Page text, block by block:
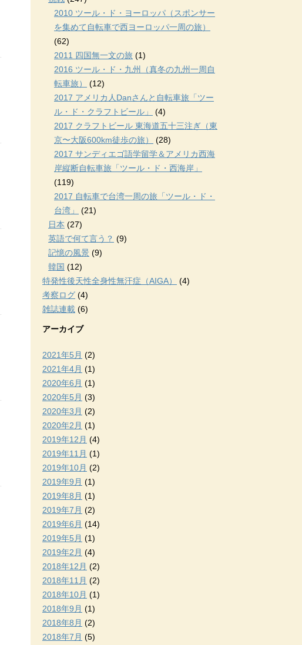
2010 ツール・ド・ヨーロッパ（スポンサー
を集めて自転車で西ヨーロッパ一周の旅）
(62)
2011 四国無一文の旅 (1)
2016 ツール・ド・九州（真冬の九州一周自
転車旅）
(12)
2017 アメリカ人Danさんと自転車旅「ツー
ル・ド・クラフトビール」
(4)
2017 クラフトビール 東海道五十三注ぎ（東
京〜大阪600km徒歩の旅）
(28)
2017 サンディエゴ語学留学＆アメリカ西海
岸縦断自転車旅「ツール・ド・西海岸」
(119)
2017 自転車で台湾一周の旅「ツール・ド・
台湾」
(21)
日本 (27)
英語で何て言う？ (9)
記憶の風景 (9)
韓国 (12)
特発性後天性全身性無汗症（AIGA）
(4)
考察ログ (4)
雑誌連載 (6)
アーカイブ
2021年5月 (2)
2021年4月 (1)
2020年6月 (1)
2020年5月 (3)
2020年3月 (2)
2020年2月 (1)
2019年12月 (4)
2019年11月 (1)
2019年10月 (2)
2019年9月 (1)
2019年8月 (1)
2019年7月 (2)
2019年6月 (14)
2019年5月 (1)
2019年2月 (4)
2018年12月 (2)
2018年11月 (2)
2018年10月 (1)
2018年9月 (1)
2018年8月 (2)
2018年7月 (5)